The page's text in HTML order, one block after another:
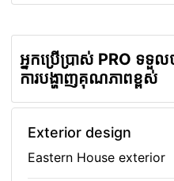
អ្នកប្រើប្រាស់ PRO ទទួល
ការបង្ហាញគុណភាពខ្ពស់
Exterior design
Eastern House exterior